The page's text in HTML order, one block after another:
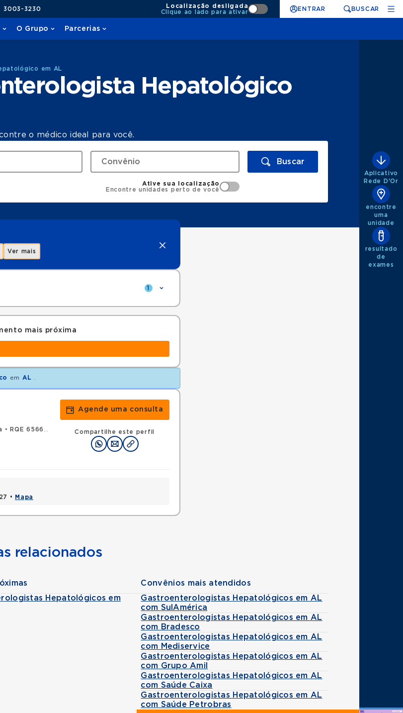
3003-3230
Localização desligada
Clique ao lado para ativar
ENTRAR BUSCAR
O Grupo Parcerias
em AL
Hepatológico
o médico ideal para você.
Buscar
Ative sua localização
Encontre unidades perto de você
Ver mais
1
mais próxima
em AL
•
RQE 6566 - Clínica médica
Agende uma consulta
Compartilhe este perfil
• Mapa
relacionados
Hepatológicos em
Convênios mais atendidos
Gastroenterologistas Hepatológicos em AL
com SulAmérica
Gastroenterologistas Hepatológicos em AL
com Bradesco
Gastroenterologistas Hepatológicos em AL
com Mediservice
Gastroenterologistas Hepatológicos em AL
com Grupo Amil
Gastroenterologistas Hepatológicos em AL
com Saúde Caixa
Gastroenterologistas Hepatológicos em AL
com Saúde Petrobras
Aplicativo
Rede D'Or
encontre
uma
unidade
resultado
de
exames